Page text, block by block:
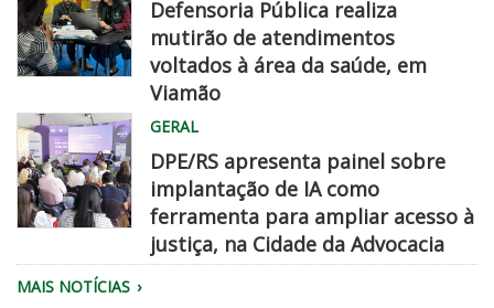
Equipe
da
Defensoria
realiza
atendimento.
Defensoria Pública realiza
mutirão de atendimentos
voltados à área da saúde, em
Viamão
Público
reunido
GERAL
DPE/RS apresenta painel sobre
implantação de IA como
ferramenta para ampliar acesso à
justiça, na Cidade da Advocacia
MAIS NOTÍCIAS